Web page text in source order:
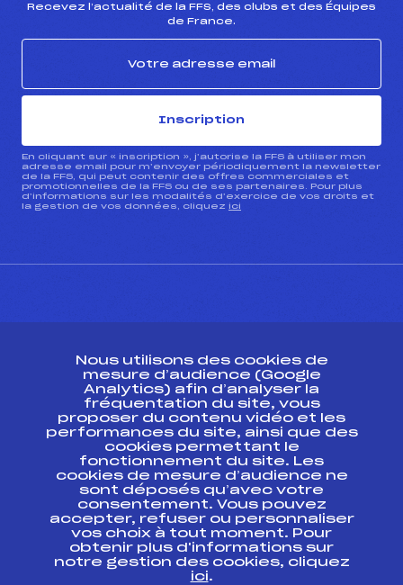
Recevez l’actualité de la FFS, des clubs et des Équipes
de France.
Inscription
En cliquant sur « inscription », j’autorise la FFS à utiliser mon
adresse email pour m’envoyer périodiquement la newsletter
de la FFS, qui peut contenir des offres commerciales et
promotionnelles de la FFS ou de ses partenaires. Pour plus
d’informations sur les modalités d’exercice de vos droits et
la gestion de vos données, cliquez ici
ESPACE PRESSE
Ressources
Pass’Neige
Projet sportif fédéral
Projet de performance fédéral
Antidopage
Pôle Développement, Formation, Suivi
Scientifique
Listes ministérielles
Pôle vie de l’athlète
Nous utilisons des cookies de
mesure d’audience (Google
Analytics) afin d’analyser la
fréquentation du site, vous
proposer du contenu vidéo et les
performances du site, ainsi que des
cookies permettant le
fonctionnement du site. Les
cookies de mesure d’audience ne
sont déposés qu’avec votre
consentement. Vous pouvez
accepter, refuser ou personnaliser
vos choix à tout moment. Pour
obtenir plus d'informations sur
notre gestion des cookies, cliquez
ici.